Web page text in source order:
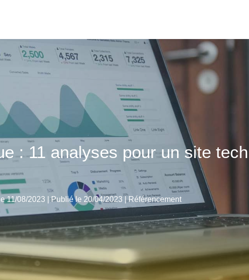
: 11 analyses pour un site
11/08/2023 | Publié le 20/04/2023 |Référencement